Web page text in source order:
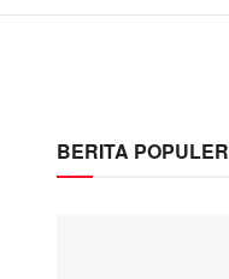
BERITA POPULER